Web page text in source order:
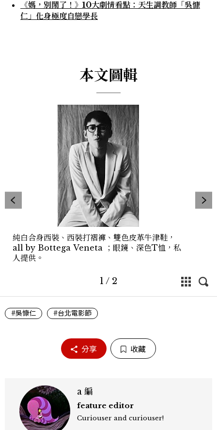
《媽，別鬧了！》10大劇情看點：天生調教師「吳慷
仁」化身極度自戀學長
本文圖輯
純白合身西裝、西裝打褶褲、雙色皮革牛津鞋，
all by Bottega Veneta ；眼鏡、深色T恤，私
人提供。
1 / 2
#吳慷仁 #台北電影節
分享 收藏
a 編
feature editor
Curiouser and curiouser!